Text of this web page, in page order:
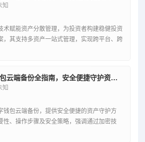
知
术赋能资产分散管理，为投资者构建稳健投资
，其支持多资产一站式管理，实现跨平台、跨
数字钱包云端备份全指南，安全便捷守护资产之道
知
钱包云端备份，提供安全便捷的资产守护方
性、操作步骤及安全策略，强调通过加密技